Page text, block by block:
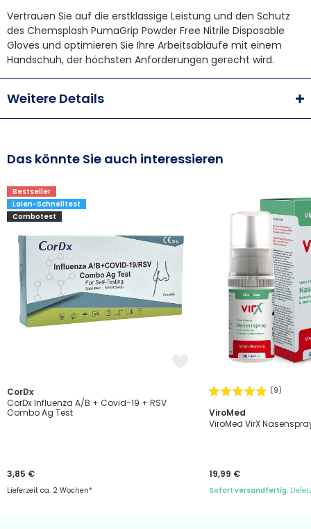
Vertrauen Sie auf die erstklassige Leistung und den Schutz
des Chemsplash PumaGrip Powder Free Nitrile Disposable
Gloves und optimieren Sie Ihre Arbeitsabläufe mit einem
Handschuh, der höchsten Anforderungen gerecht wird.
Weitere Details
Das könnte Sie auch interessieren
Bestseller
Laien-Schnelltest
Combotest
CorDx
CorDx Influenza A/B + Covid-19 + RSV
Combo Ag Test
3,85 €
Lieferzeit ca. 2 Wochen*
(9)
ViroMed
ViroMed VirX
19,99 €
Sofort versandfertig,